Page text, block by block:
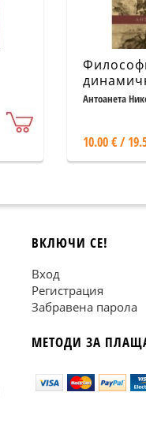
Антоанета
10.00 € /
ВКЛЮЧИ СЕ!
Вход
Регистрация
Забравена парола
МЕТОДИ ЗА